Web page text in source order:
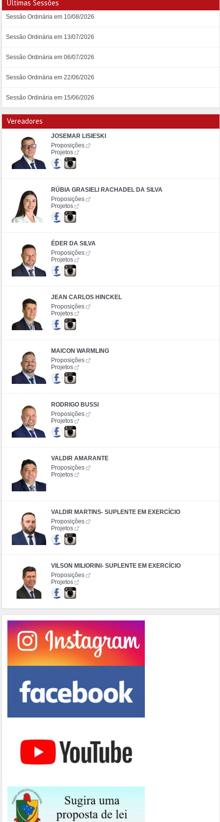
Últimas Sessões
Sessão Ordinária em 10/08/2026
Sessão Ordinária em 13/07/2026
Sessão Ordinária em 06/07/2026
Sessão Ordinária em 22/06/2026
Sessão Ordinária em 15/06/2026
Vereadores
JOSEMAR LISIESKI
Proposições
Projetos
RÚBIA GRASIELI RACHADEL DA SILVA
Proposições
Projetos
ÉDER DA SILVA
Proposições
Projetos
JEAN CARLOS HINCKEL
Proposições
Projetos
MAICON WARMLING
Proposições
Projetos
RODRIGO BUSSI
Proposições
Projetos
VALDIR AMARANTE
Proposições
Projetos
VALDIR MARTINS- SUPLENTE EM EXERCÍCIO
Proposições
Projetos
VILSON MILIORINI- SUPLENTE EM EXERCÍCIO
Proposições
Projetos